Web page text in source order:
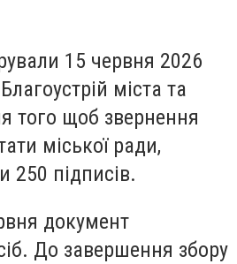
15 червня 2026
міста та
того щоб звернення
міської ради,
250 підписів.
документ
До завершення збору